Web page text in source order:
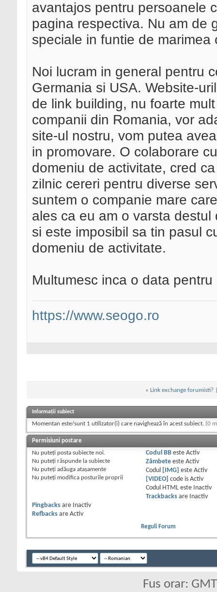
avantajos pentru persoanele
pagina respectiva. Nu am de
speciale in funtie de
Noi lucram in general pentru
Germania si USA. Website-
de link building, nu foarte
companii din Romania, vor
site-ul nostru, vom putea
in promovare. O colaborare
domeniu de activitate, cred
zilnic cereri pentru diverse
suntem o companie mare
ales ca eu am o varsta
si este imposibil sa tin pasul
domeniu de activitate.
Multumesc inca o data pentru
https://www.seogo.ro
« Link exchange forumisti?
Informații subiect
Momentan este/sunt 1 utilizator(i) care navighează în acest subiect. (0
Permisiuni postare
Nu puteţi posta subiecte noi.
Nu puteţi răspunde la subiecte
Nu puteţi adăuga ataşamente
Nu puteţi modifica posturile proprii
Codul BBeste Activ
Zâmbeteeste Activ
Codul
[IMG] este Activ
[VIDEO]
code is Activ
Codul HTML este
Inactiv
Trackbacksare
Inactiv
Pingbacks are
Inactiv
Refbacks are Activ
Reguli Forum
Fus orar: